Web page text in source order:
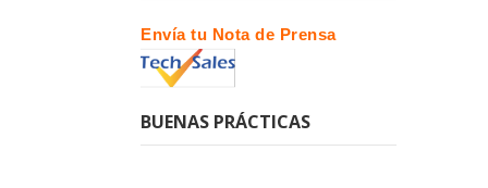
Envía tu Nota de Prensa
BUENAS PRÁCTICAS